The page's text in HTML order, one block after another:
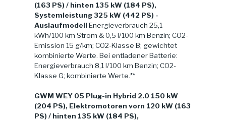
(163 PS) / hinten 135 kW (184 PS),
Systemleistung 325 kW (442 PS) -
AuslaufmodellEnergieverbrauch 25,1
kWh/100 km Strom & 0,5 l/100 km Benzin; CO2-
Emission 15 g/km; CO2-Klasse B; gewichtet
kombinierte Werte. Bei entladener Batterie:
Energieverbrauch 8,1 l/100 km Benzin; CO2-
Klasse G; kombinierte Werte.**
GWM WEY 05 Plug-in Hybrid 2.0 150 kW
(204 PS), Elektromotoren vorn 120 kW (163
PS) / hinten 135 kW (184 PS),